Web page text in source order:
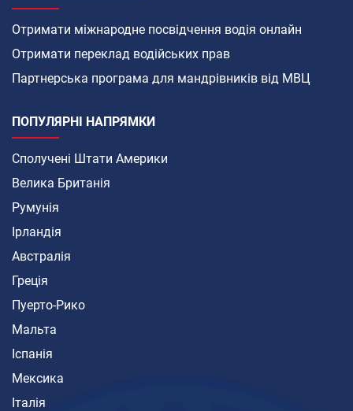
Отримати міжнародне посвідчення водія онлайн
Отримати переклад водійських прав
Партнерська програма для мандрівників від МВЦ
ПОПУЛЯРНІ НАПРЯМКИ
Сполучені Штати Америки
Велика Британія
Румунія
Ірландія
Австралія
Греція
Пуерто-Рико
Мальта
Іспанія
Мексика
Італія